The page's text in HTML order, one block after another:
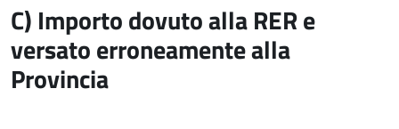
C) Importo dovuto alla RER e
versato erroneamente alla
Provincia